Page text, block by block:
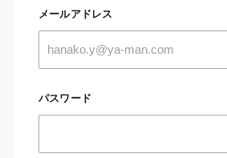
メールアドレス
パスワード